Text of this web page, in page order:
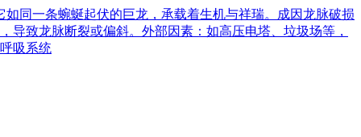
同一条蜿蜒起伏的巨龙，承载着生机与祥瑞。成因龙脉破损
致龙脉断裂或偏斜。外部因素：如高压电塔、垃圾场等，
吸系统